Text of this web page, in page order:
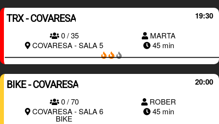
19:30
TRX - COVARESA
0 / 35
MARTA
COVARESA - SALA 5
45 min
20:00
BIKE - COVARESA
0 / 70
ROBER
COVARESA - SALA 6
BIKE
45 min
RESERVAR